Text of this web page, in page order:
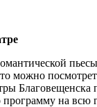
можно
Благовещенска
программу на всю